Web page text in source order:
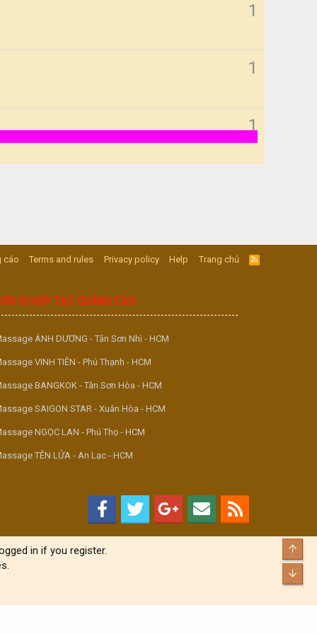
1
1
1
cáo Terms and rules Privacy policy Help Trang chủ
R
S
VỊ HỢP TÁC QUẢNG CÁO
ÁNH DƯƠNG - Tân Sơn Nhì - HCM
VINH TIÊN - Phú Thạnh - HCM
BANGKOK - Tân Sơn Hòa - HCM
SAIGON STAR - Xuân Hòa - HCM
NGỌC LAN - Phú Thọ - HCM
TÊN LỬA - An Lạc - HCM
in if you register.
Top